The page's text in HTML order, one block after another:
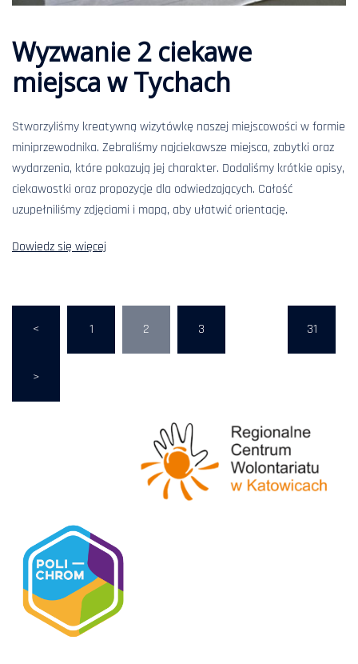
Wyzwanie 2 ciekawe
miejsca w Tychach
Stworzyliśmy kreatywną wizytówkę naszej miejscowości w formie
miniprzewodnika. Zebraliśmy najciekawsze miejsca, zabytki oraz
wydarzenia, które pokazują jej charakter. Dodaliśmy krótkie opisy,
ciekawostki oraz propozycje dla odwiedzających. Całość
uzupełniliśmy zdjęciami i mapą, aby ułatwić orientację.
Dowiedz się więcej
< 1 2 3 31
>